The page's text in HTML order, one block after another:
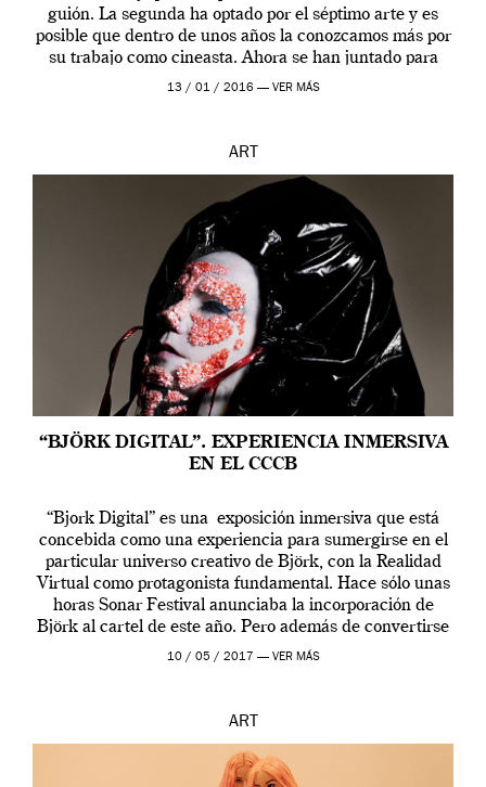
guión. La segunda ha optado por el séptimo arte y es
posible que dentro de unos años la conozcamos más por
su trabajo como cineasta. Ahora se han juntado para
contarnos una […]
13 / 01 / 2016 — VER MÁS
ART
“BJÖRK DIGITAL”. EXPERIENCIA INMERSIVA
EN EL CCCB
“Bjork Digital” es una exposición inmersiva que está
concebida como una experiencia para sumergirse en el
particular universo creativo de Björk, con la Realidad
Virtual como protagonista fundamental. Hace sólo unas
horas Sonar Festival anunciaba la incorporación de
Björk al cartel de este año. Pero además de convertirse
en una de las actuaciones más relevantes […]
10 / 05 / 2017 — VER MÁS
ART